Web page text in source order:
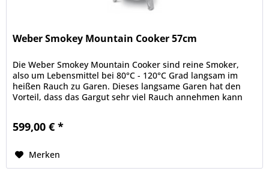
Weber Smokey Mountain Cooker 57cm
Die Weber Smokey Mountain Cooker sind reine Smoker,
also um Lebensmittel bei 80°C - 120°C Grad langsam im
heißen Rauch zu Garen. Dieses langsame Garen hat den
Vorteil, dass das Gargut sehr viel Rauch annehmen kann
599,00 € *
Merken